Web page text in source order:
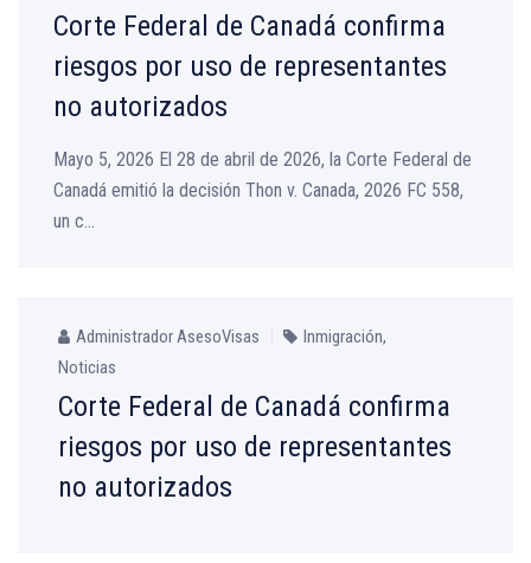
Corte Federal de Canadá confirma
riesgos por uso de representantes
no autorizados
Mayo 5, 2026 El 28 de abril de 2026, la Corte Federal de
Canadá emitió la decisión Thon v. Canada, 2026 FC 558,
un c...
Administrador AsesoVisas Inmigración,
Noticias
Corte Federal de Canadá confirma
riesgos por uso de representantes
no autorizados